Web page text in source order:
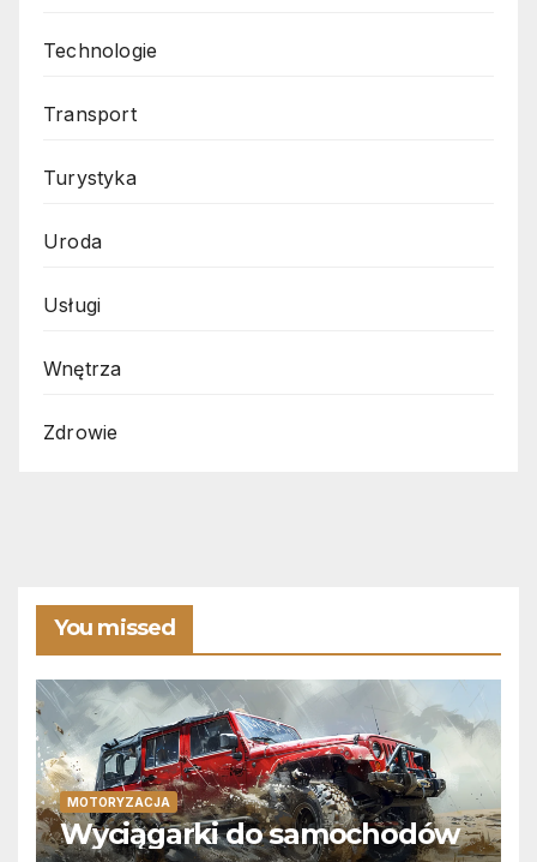
Technologie
Transport
Turystyka
Uroda
Usługi
Wnętrza
Zdrowie
You missed
MOTORYZACJA
Wyciągarki do samochodów